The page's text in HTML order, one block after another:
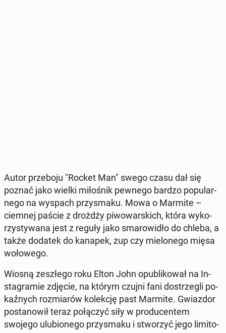
Autor prze­bo­ju "Rocket Man" swego czasu dał się
poznać jako wielki mi­ło­śnik pewnego bardzo po­pu­lar­
ne­go na wyspach przy­sma­ku. Mowa o Marmite –
ciemnej paście z drożdży pi­wo­war­skich, która wy­ko­
rzy­sty­wa­na jest z reguły jako sma­ro­wi­dło do chleba, a
także dodatek do kanapek, zup czy mie­lo­ne­go mięsa
wo­ło­we­go.
Wiosną ze­szłe­go roku Elton John opu­bli­ko­wał na In­
sta­gra­mie zdjęcie, na którym czujni fani do­strze­gli po­
kaź­nych roz­mia­rów ko­lek­cję past Marmite. Gwiaz­dor
po­sta­no­wił teraz po­łą­czyć siły w pro­du­cen­tem
swojego ulu­bio­ne­go przy­sma­ku i stwo­rzyć jego li­mi­to­